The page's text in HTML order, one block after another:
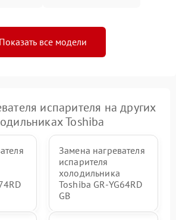
Показать все модели
испарителя на других
Toshiba
Замена нагревателя
испарителя
холодильника
Toshiba GR-YG64RD
GB